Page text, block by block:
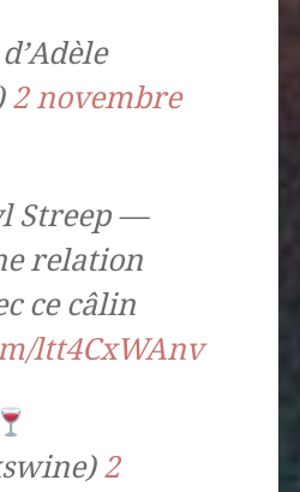
2 novembre
Streep —
relation
ce câlin
ltt4CxWAnv
2